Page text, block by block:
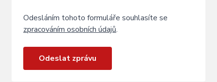
Odesláním tohoto formuláře souhlasíte se
zpracováním osobních údajů.
Odeslat zprávu